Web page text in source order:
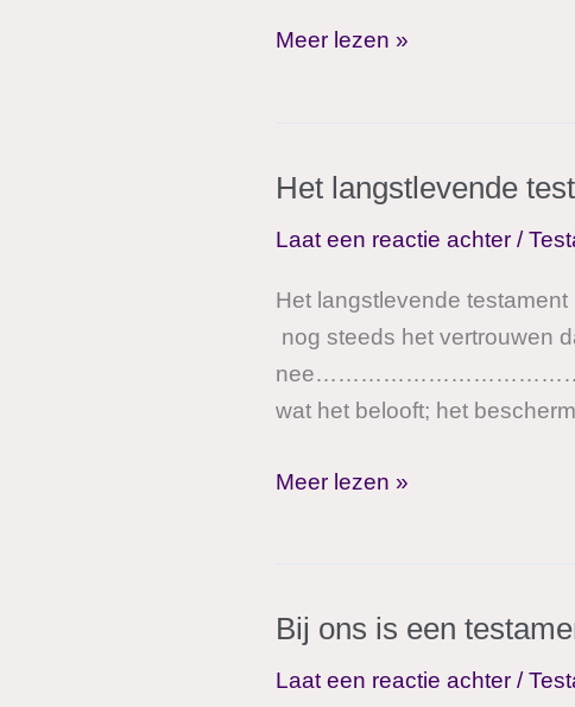
Moet
maken?
Meer lezen »
Het langstlevende
Laat een reactie achter /
Het langstlevende
nog steeds het vertrouwen
nee…………………………………………
wat het belooft; het
Het
is
Meer lezen »
Bij ons is een
Laat een reactie achter /